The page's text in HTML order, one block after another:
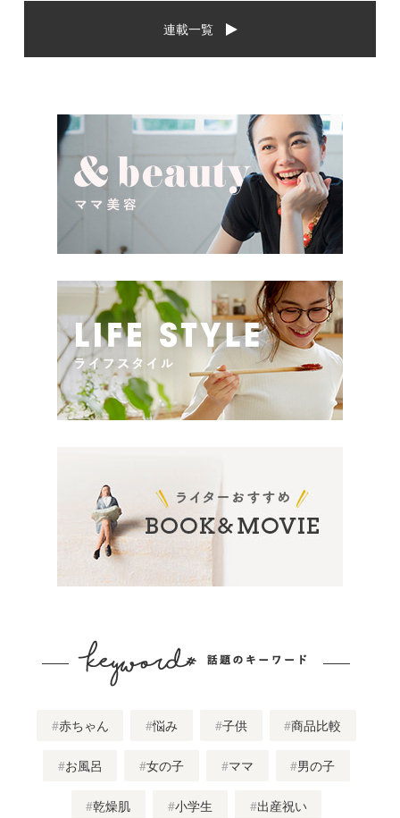
いし、たくさん使ってもらえ
るものをプレゼントしたい。
んなものなのでしょうか。ま
た、出産祝いに関して気をつ
連載一覧
赤ちゃん 悩み 子供 商品比較
お風呂 女の子 ママ 男の子
乾燥肌 小学生 出産祝い